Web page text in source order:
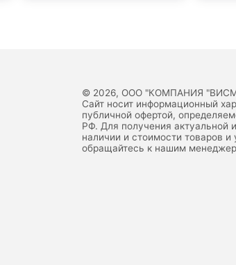
© 2026, ООО "КОМПАНИЯ
Сайт носит информационный
публичной офертой,
РФ. Для получения актуальной
наличии и стоимости товаров и
обращайтесь к нашим